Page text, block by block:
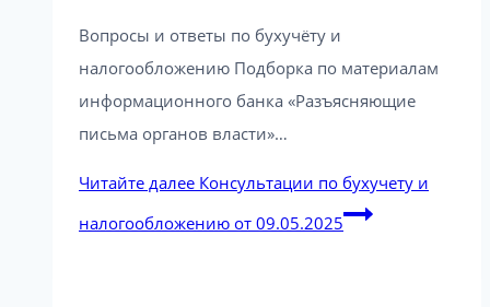
Вопросы и ответы по бухучёту и
налогообложению Подборка по материалам
информационного банка «Разъясняющие
письма органов власти»…
Читайте далее Консультации по бухучету и
налогообложению от 09.05.2025